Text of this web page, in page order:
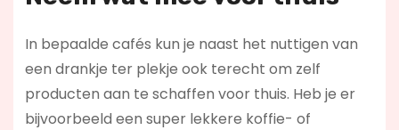
In bepaalde cafés kun je naast het nuttigen van
een drankje ter plekje ook terecht om zelf
producten aan te schaffen voor thuis. Heb je er
bijvoorbeeld een super lekkere koffie- of